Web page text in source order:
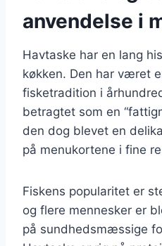
anvendelse i
Havtaske har en lang
køkken. Den har været
fisketradition i
betragtet som en
den dog blevet en
på menukortene i fine
Fiskens popularitet er
og flere mennesker er
på sundhedsmæssige